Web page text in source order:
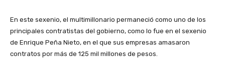
En este sexenio, el multimillonario permaneció como uno de los
principales contratistas del gobierno, como lo fue en el sexenio
de Enrique Peña Nieto, en el que sus empresas amasaron
contratos por más de 125 mil millones de pesos.